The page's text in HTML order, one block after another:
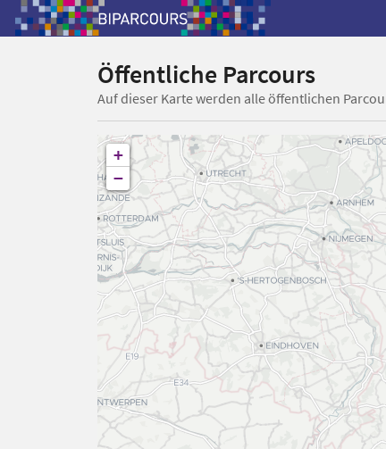
Öffentliche Parcours
Auf dieser Karte werden alle öffentlichen
+
−